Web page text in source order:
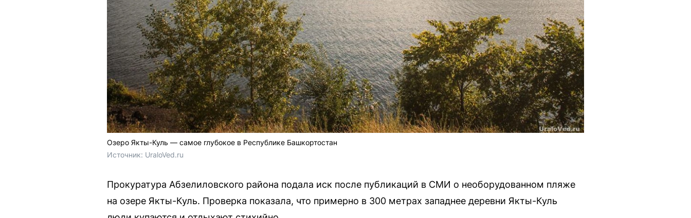
Озеро Якты-Куль — самое глубокое в Республике Башкортостан
Источник: UraloVed.ru
Прокуратура Абзелиловского района подала иск после публикаций в СМИ о необорудованном пляже
на озере Якты-Куль. Проверка показала, что примерно в 300 метрах западнее деревни Якты-Куль